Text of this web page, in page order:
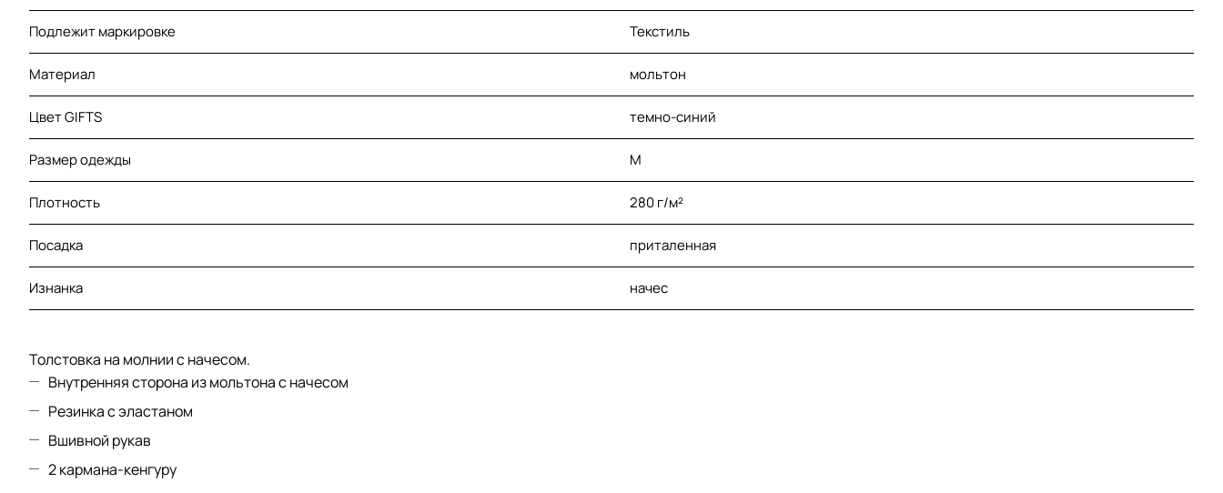
Подлежит маркировке Текстиль
Материал мольтон
Цвет GIFTS темно-синий
Размер одежды M
Плотность 280 г/м²
Посадка приталенная
Изнанка начес
Толстовка на молнии с начесом.
Внутренняя сторона из мольтона с начесом
Резинка с эластаном
Вшивной рукав
2 кармана-кенгуру